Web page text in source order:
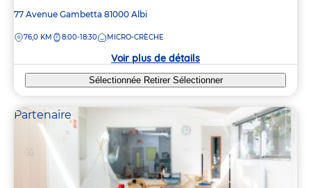
Adresse
la
77 Avenue Gambetta 81000 Albi
DISTANCE
76,0 KM 8:00-18:30 MICRO-CRÈCHE
Voir plus de détails
Sélectionnée Retirer Sélectionner
Partenaire